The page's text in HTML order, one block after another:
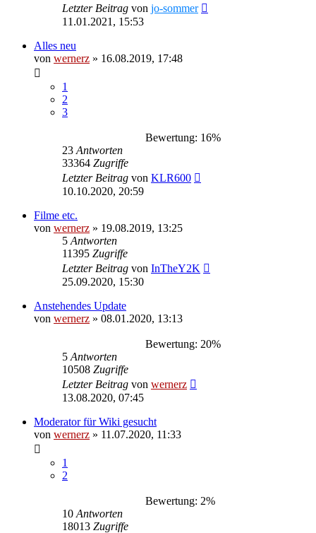
Letzter Beitrag von jo-sommer
11.01.2021, 15:53
Alles neu
von wernerz » 16.08.2019, 17:48
1
2
3
Bewertung: 16%
23 Antworten
33364 Zugriffe
Letzter Beitrag von KLR600
10.10.2020, 20:59
Filme etc.
von wernerz » 19.08.2019, 13:25
5 Antworten
11395 Zugriffe
Letzter Beitrag von InTheY2K
25.09.2020, 15:30
Anstehendes Update
von wernerz » 08.01.2020, 13:13
Bewertung: 20%
5 Antworten
10508 Zugriffe
Letzter Beitrag von wernerz
13.08.2020, 07:45
Moderator für Wiki gesucht
von wernerz » 11.07.2020, 11:33
1
2
Bewertung: 2%
10 Antworten
18013 Zugriffe